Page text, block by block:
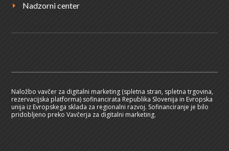
E Nadzorni center
Naložbo vavčer za digitalni marketing (spletna stran, spletna trgovina,
rezervacijska platforma) sofinancirata Republika Slovenija in Evropska
unija iz Evropskega sklada za regionalni razvoj. Sofinanciranje je bilo
pridobljeno preko Vavčerja za digitalni marketing.